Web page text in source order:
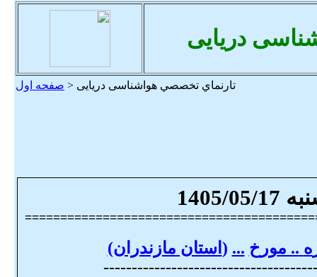
دریایی
تارنماي تخصصي هواشناسی دریایی < صفحه اول
ه 1405 /05/17
ه .. مور خ ...
( استان مازندران)